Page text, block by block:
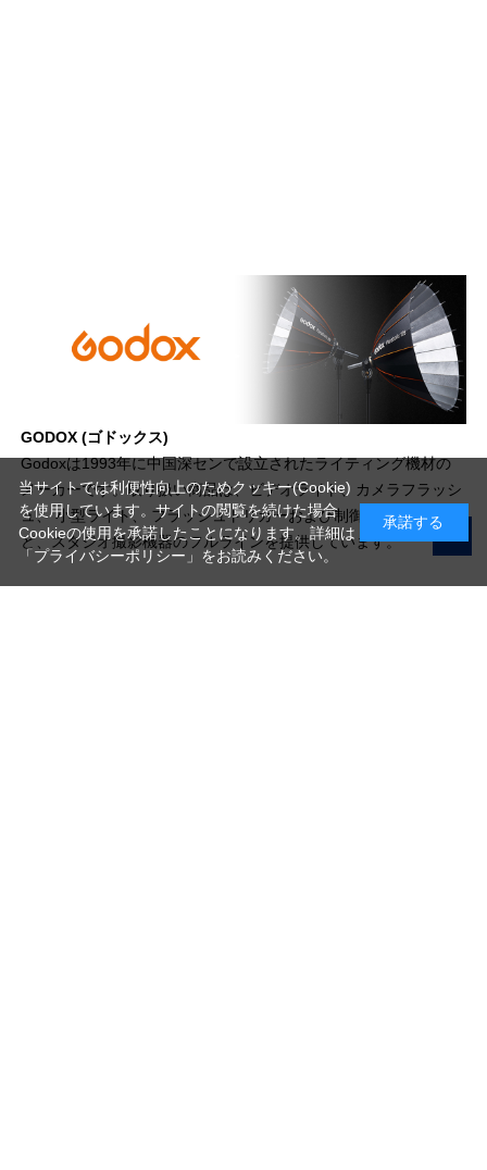
GODOX (ゴドックス)
Godoxは1993年に中国深センで設立されたライティング機材の
メーカーです。取り扱い商品は、ビデオライト、カメラフラッシ
ュ、 小型ライト、 フラッシュトリガーおよび制御システムな
ど、スタジオ撮影機器のフルラインを提供しています。
当サイトでは利便性向上のためクッキー(Cookie)
を使用しています。サイトの閲覧を続けた場合
Cookieの使用を承諾したことになります。詳細は
「プライバシーポリシー」 をお読みください。
承諾する